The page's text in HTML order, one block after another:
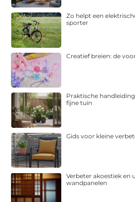
Zo helpt een
sporter
Creatief breien: de
Praktische
fijne tuin
Gids voor kleine
Verbeter akoestiek en
wandpanelen